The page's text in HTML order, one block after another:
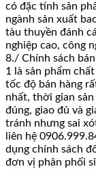
có đặc tính sản
ngành sản xuất
tàu thuyền đánh
nghiệp cao, công
8./ Chính sách
1 là sản phẩm
tốc độ bán hàng
nhất, thời gian
đúng, giao đủ và
tránh nhưng sai
liên hệ
dụng chính sách
đơn vị phân phối